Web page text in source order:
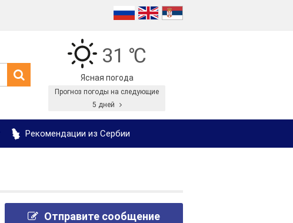
31 ℃
Ясная погода
Прогноз погоды на следующие
5 дней
Рекомендации из Сербии
Отправите сообщение